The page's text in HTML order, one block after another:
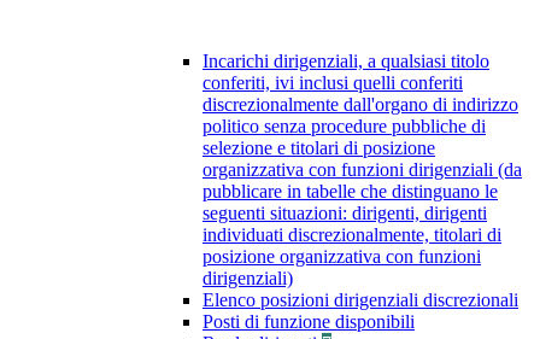
Incarichi dirigenziali, a qualsiasi titolo
conferiti, ivi inclusi quelli conferiti
discrezionalmente dall'organo di indirizzo
politico senza procedure pubbliche di
selezione e titolari di posizione
organizzativa con funzioni dirigenziali (da
pubblicare in tabelle che distinguano le
seguenti situazioni: dirigenti, dirigenti
individuati discrezionalmente, titolari di
posizione organizzativa con funzioni
dirigenziali)
Elenco posizioni dirigenziali discrezionali
Posti di funzione disponibili